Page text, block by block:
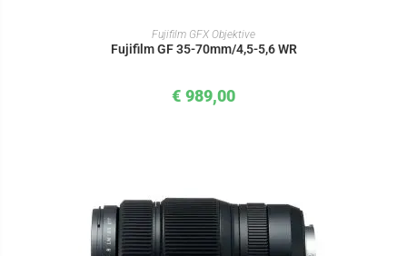
IN DEN WARENKORB
Fujifilm GFX Objektive
Fujifilm GF 35-70mm/4,5-5,6 WR
€ 989,00